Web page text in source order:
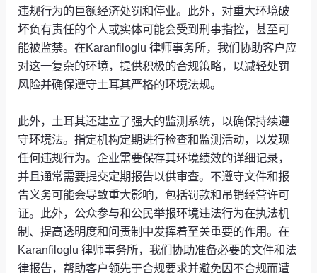
违规行为的巨额经济处罚和停业。此外，对重大环境破
坏负有责任的个人或实体可能会受到刑事指控，甚至可
能被监禁。在Karanfiloglu 律师事务所，我们协助客户应
对这一复杂的环境，提供积极的合规策略，以减轻处罚
风险并确保遵守土耳其严格的环境法规。
此外，土耳其还建立了强大的监测系统，以确保持续遵
守环境法。指定机构定期进行检查和监测活动，以发现
任何违规行为。企业需要保存其环境绩效的详细记录，
并且通常需要提交定期报告以供审查。不遵守文件和报
告义务可能会导致重大影响，包括罚款和吊销经营许可
证。此外，公众参与和公民举报环境违法行为在执法机
制、提高透明度和问责制中发挥着至关重要的作用。在
Karanfiloglu 律师事务所，我们协助准备必要的文件和法
律报告，帮助客户领先于合规要求并避免因不合规而遭